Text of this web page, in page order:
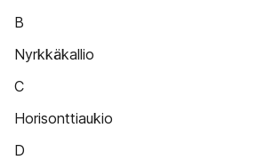
B
Nyrkkäkallio
C
Horisonttiaukio
D